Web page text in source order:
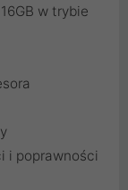
w trybie
i poprawności